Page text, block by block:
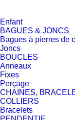
Enfant
BAGUES & JONCS
Bagues à pierres de
Joncs
BOUCLES
Anneaux
Fixes
Perçage
CHAINES,
COLLIERS
Bracelets